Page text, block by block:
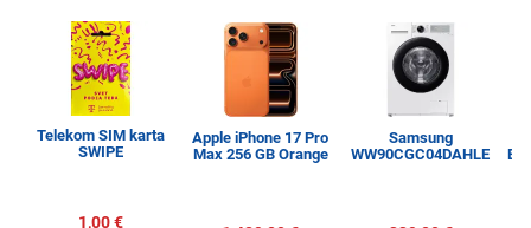
Telekom SIM karta
SWIPE
1,00 €
Apple iPhone 17 Pro
Max 256 GB Orange
Samsung
WW90CGC04DAHLE